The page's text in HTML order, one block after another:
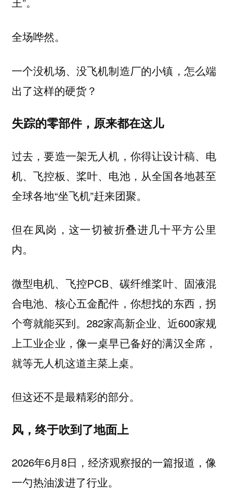
全场哗然。
一个没机场、没飞机制造厂的小镇，怎么端
出了这样的硬货？
失踪的零部件，原来都在这儿
过去，要造一架无人机，你得让设计稿、电
机、飞控板、桨叶、电池，从全国各地甚至
全球各地“坐飞机”赶来团聚。
但在凤岗，这一切被折叠进几十平方公里
内。
微型电机、飞控PCB、碳纤维桨叶、固液混
合电池、核心五金配件，你想找的东西，拐
个弯就能买到。282家高新企业、近600家规
上工业企业，像一桌早已备好的满汉全席，
就等无人机这道主菜上桌。
但这还不是最精彩的部分。
风，终于吹到了地面上
2026年6月8日，经济观察报的一篇报道，像
一勺热油泼进了行业。